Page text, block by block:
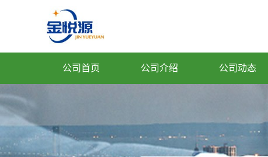
公司首页 公司介绍 公司动态